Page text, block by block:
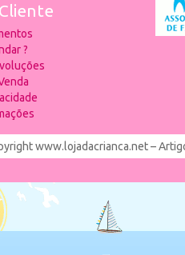
?
www.lojadacrianca.net –